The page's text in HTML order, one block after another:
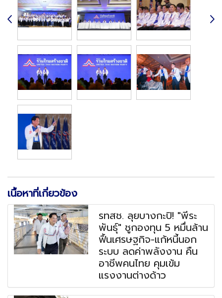
เนื้อหาที่เกี่ยวข้อง
รทสช. ลุยบางกะปิ! "พีระ
พันธุ์" ชูกองทุน 5 หมื่นล้าน
ฟื้นเศรษฐกิจ-แก้หนี้นอก
ระบบ ลดค่าพลังงาน คืน
อาชีพคนไทย คุมเข้ม
แรงงานต่างด้าว